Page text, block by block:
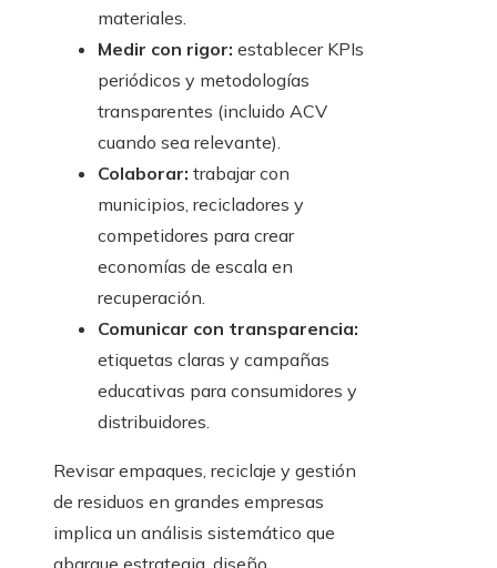
materiales.
Medir con rigor: establecer KPIs
periódicos y metodologías
transparentes (incluido ACV
cuando sea relevante).
Colaborar: trabajar con
municipios, recicladores y
competidores para crear
economías de escala en
recuperación.
Comunicar con transparencia:
etiquetas claras y campañas
educativas para consumidores y
distribuidores.
Revisar empaques, reciclaje y gestión
de residuos en grandes empresas
implica un análisis sistemático que